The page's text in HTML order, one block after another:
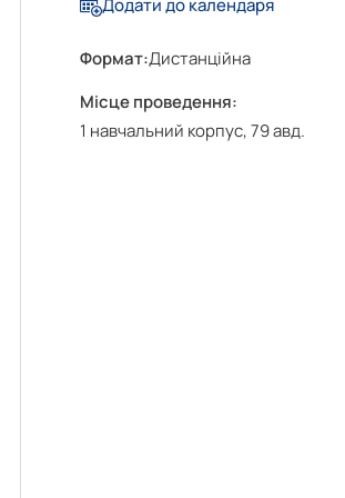
Додати до календаря
Формат:Дистанційна
Місце проведення:
1 навчальний корпус, 79 авд.